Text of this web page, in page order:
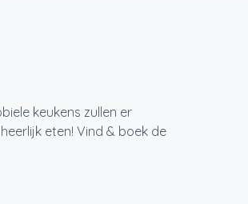
keukens zullen er
eten! Vind & boek de